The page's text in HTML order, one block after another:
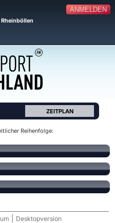
ANMELDEN
Rheinböllen
ZEITPLAN
Reihenfolge:
Desktopversion